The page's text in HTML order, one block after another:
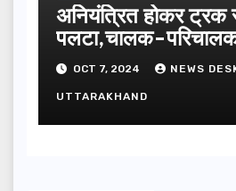
अनियंत्रित होकर
पलटा,चालक-
OCT 7, 2024 NEWS
UTTARAKHAND